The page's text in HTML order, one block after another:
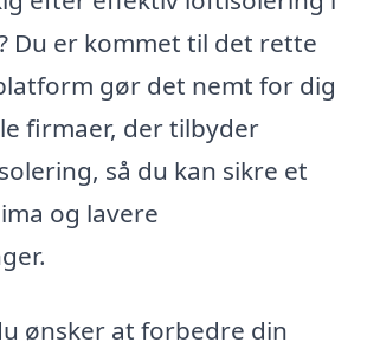
Du er kommet til det rette
gør det nemt for dig
firmaer, der tilbyder
så du kan sikre et
og lavere
ønsker at forbedre din